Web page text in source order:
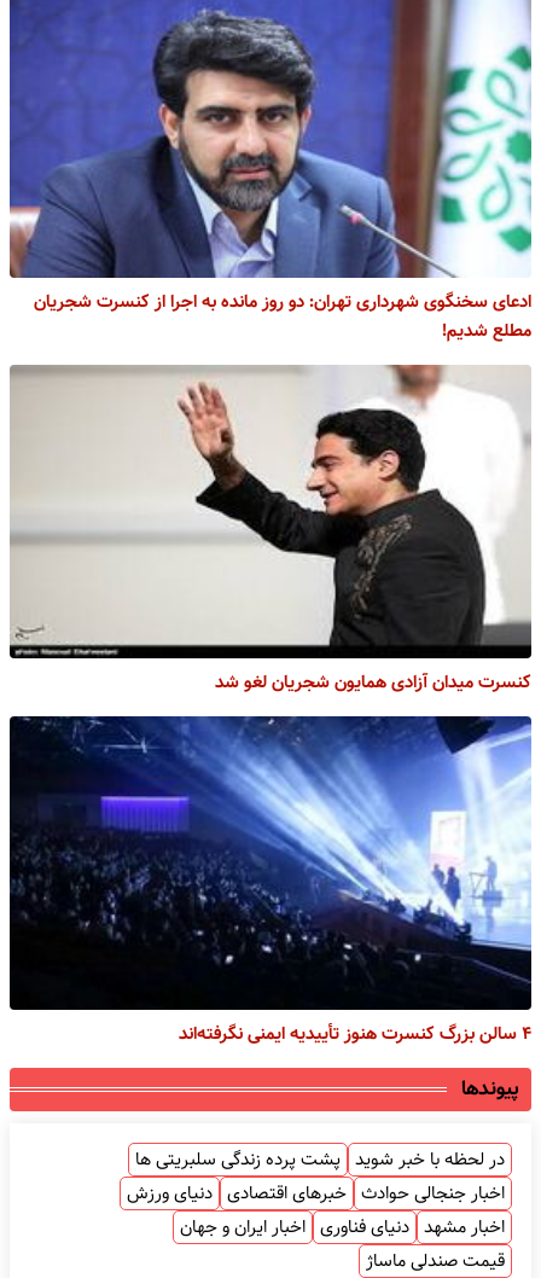
ادعای سخنگوی شهرداری تهران: دو روز مانده به اجرا از کنسرت شجریان
مطلع شدیم!
کنسرت میدان آزادی همایون شجریان لغو شد
۴ سالن بزرگ کنسرت هنوز تأییدیه ایمنی نگرفته‌اند
پیوندها
در لحظه با خبر شوید پشت پرده زندگی سلبریتی ها
اخبار جنجالی حوادث خبرهای اقتصادی دنیای ورزش
اخبار مشهد دنیای فناوری اخبار ایران و جهان
قیمت صندلی ماساژ